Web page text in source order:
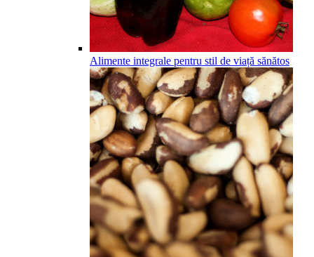
Alimente integrale pentru stil de viață sănătos